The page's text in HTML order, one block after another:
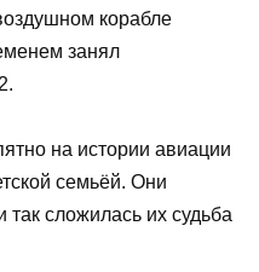
корабле
занял
на истории авиации
семьёй. Они
так сложилась их судьба